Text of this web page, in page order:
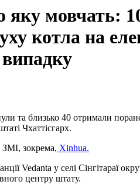
мовчать:
котла на
Чхаттісгарх.
ЗМІ, зокрема, Xinhua.
Vedanta у селі Сінгітараї
центру штату.